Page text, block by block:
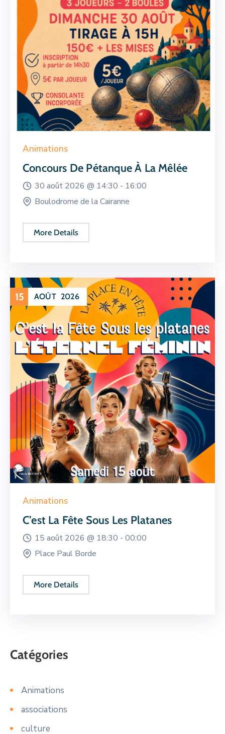
Animations
Concours De Pétanque À La Mêlée
30 août 2026 @ 14:30 - 16:00
Boulodrome de la Cairanne
More Details
15 AOÛT 2026
Animations
C’est La Fête Sous Les Platanes
15 août 2026 @ 18:30 - 00:00
Place Paul Borde
More Details
Catégories
Animations
associations
culture